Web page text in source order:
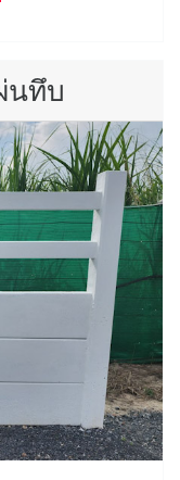
นทึบ